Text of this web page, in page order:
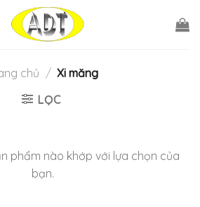
chủ / Xi măng
LỌC
phẩm nào khớp với lựa chọn của
bạn.